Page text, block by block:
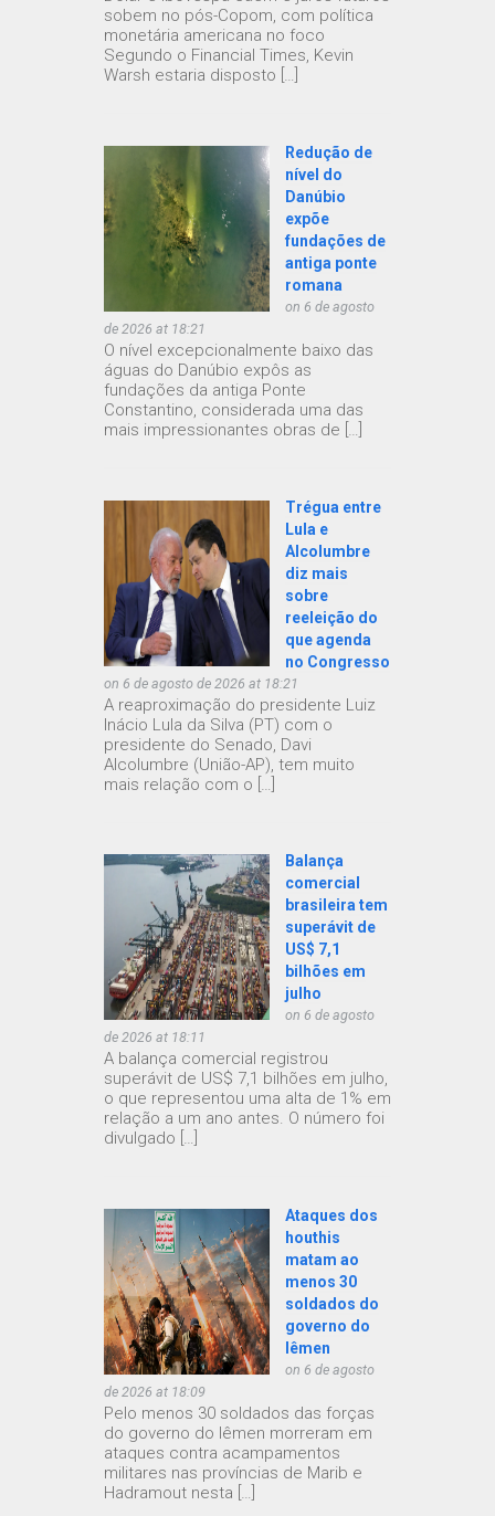
sobem no pós-Copom, com política
monetária americana no foco
Segundo o Financial Times, Kevin
Warsh estaria disposto […]
Redução de
nível do
Danúbio
expõe
fundações de
antiga ponte
romana
on 6 de agosto
de 2026 at 18:21
O nível excepcionalmente baixo das
águas do Danúbio expôs as
fundações da antiga Ponte
Constantino, considerada uma das
mais impressionantes obras de […]
Trégua entre
Lula e
Alcolumbre
diz mais
sobre
reeleição do
que agenda
no Congresso
on 6 de agosto de 2026 at 18:21
A reaproximação do presidente Luiz
Inácio Lula da Silva (PT) com o
presidente do Senado, Davi
Alcolumbre (União-AP), tem muito
mais relação com o […]
Balança
comercial
brasileira tem
superávit de
US$ 7,1
bilhões em
julho
on 6 de agosto
de 2026 at 18:11
A balança comercial registrou
superávit de US$ 7,1 bilhões em julho,
o que representou uma alta de 1% em
relação a um ano antes. O número foi
divulgado […]
Ataques dos
houthis
matam ao
menos 30
soldados do
governo do
Iêmen
on 6 de agosto
de 2026 at 18:09
Pelo menos 30 soldados das forças
do governo do Iêmen morreram em
ataques contra acampamentos
militares nas províncias de Marib e
Hadramout nesta […]